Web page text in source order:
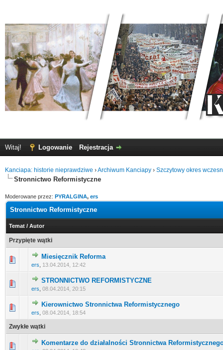
Witaj! Logowanie Rejestracja
Kanciapa: historie nieprawdziwe ›Archiwum Kanciapy › Szczytowy okres
Stronnictwo Reformistyczne
Moderowane przez: PYRALGINA, ers
Stronnictwo Reformistyczne
Temat / Autor
Przypięte wątki
Miesięcznik Reforma
ers 13.04.2014, 12:42
STRONNICTWO REFORMISTYCZNE
ers 08.04.2014, 20:15
Kierownictwo Stronnictwa Reformistycznego
ers 08.04.2014, 18:54
Zwykłe wątki
Komentarze do działalności Stronnictwa